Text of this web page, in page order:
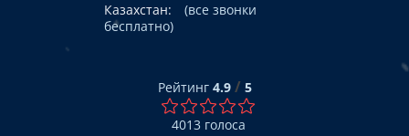
Казахстан:
(все звонки
бесплатно)
Рейтинг 4.9/ 5
4013 голоса